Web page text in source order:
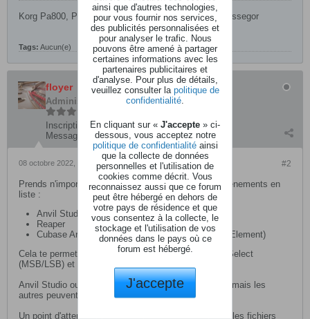
Korg Pa800, Pa900, Hammond XB1 - Capbreton - Hossegor
Tags: Aucun(e)
floyer
Administrateur
Inscription:
avril 2016
Messages:
6547
#2
08 octobre 2022, 10h15
Prends n'importe quel éditeur MIDI qui affiche les événements en
liste :
Anvil Studio (gratuit)
Reaper
Cubase Artist (pas d'éditeur en liste sur Cubase Element)
Cela te permettra de modifier les évenements Bank Select
(MSB/LSB) et Program Change.
Anvil Studio ouvre et enregistre nativement du MIDI, mais les
autres peuvent importer ou exporter en MIDI.
Un point d'attention, je ne sais pas si le Pa800 prend les fichiers
ainsi que d'autres technologies,
pour vous fournir nos services,
des publicités personnalisées et
pour analyser le trafic. Nous
pouvons être amené à partager
certaines informations avec les
partenaires publicitaires et
d'analyse. Pour plus de détails,
veuillez consulter la politique de
confidentialité
En cliquant sur « J'accepte » ci-
dessous, vous acceptez notre
politique de confidentialitéainsi
que la collecte de données
personnelles et l'utilisation de
cookies comme décrit. Vous
reconnaissez aussi que ce forum
peut être hébergé en dehors de
votre pays de résidence et que
vous consentez à la collecte, le
stockage et l'utilisation de vos
données dans le pays où ce
forum est hébergé.
J'accepte